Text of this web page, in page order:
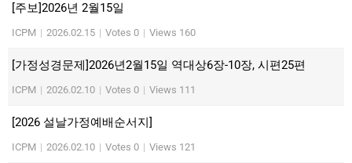
[주보]2026년 2월15일
ICPM | 2026.02.15 | Votes 0 | Views 160
[가정성경문제]2026년2월15일 역대상6장-10장, 시편25편
ICPM | 2026.02.10 | Votes 0 | Views 111
[2026 설날가정예배순서지]
ICPM | 2026.02.10 | Votes 0 | Views 121